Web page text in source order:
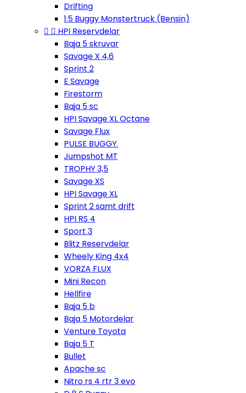
Drifting
1:5 Buggy Monstertruck (Bensin)
  HPI Reservdelar
Baja 5 skruvar
Savage X 4,6
Sprint 2
E Savage
Firestorm
Baja 5 sc
HPI Savage XL Octane
Savage Flux
PULSE BUGGY.
Jumpshot MT
TROPHY 3,5
Savage XS
HPI Savage XL
Sprint 2 samt drift
HPI RS 4
Sport 3
Blitz Reservdelar
Wheely King 4x4
VORZA FLUX
Mini Recon
Hellfire
Baja 5 b
Baja 5 Motordelar
Venture Toyota
Baja 5 T
Bullet
Apache sc
Nitro rs 4 rtr 3 evo